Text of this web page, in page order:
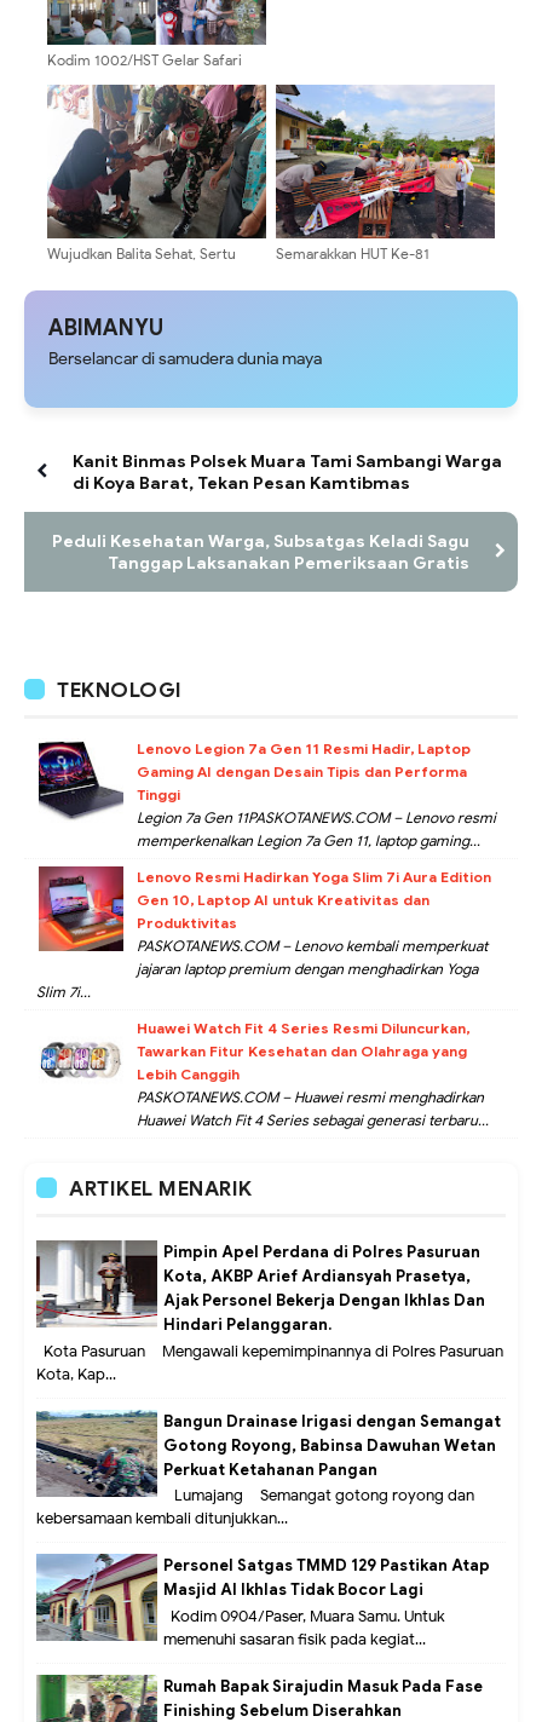
Kodim 1002/HST Gelar Safari
Kebersamaan
Wujudkan Balita Sehat, Sertu
Posyandu Di Desa Gondang
Semarakkan HUT Ke-81
Pasang Umbul-Umbul dan
ABIMANYU
Berselancar di samudera dunia maya
Kanit Binmas Polsek Muara Tami Sambangi Warga
di Koya Barat, Tekan Pesan Kamtibmas
Peduli Kesehatan Warga, Subsatgas Keladi Sagu
Tanggap Laksanakan Pemeriksaan Gratis
TEKNOLOGI
Lenovo Legion 7a Gen 11 Resmi Hadir, Laptop
Gaming AI dengan Desain Tipis dan Performa
Tinggi
Legion 7a Gen 11PASKOTANEWS.COM – Lenovo resmi
memperkenalkan Legion 7a Gen 11, laptop gaming...
Lenovo Resmi Hadirkan Yoga Slim 7i Aura Edition
Gen 10, Laptop AI untuk Kreativitas dan
Produktivitas
PASKOTANEWS.COM – Lenovo kembali memperkuat
jajaran laptop premium dengan menghadirkan Yoga
Slim 7i...
Huawei Watch Fit 4 Series Resmi Diluncurkan,
Tawarkan Fitur Kesehatan dan Olahraga yang
Lebih Canggih
PASKOTANEWS.COM – Huawei resmi menghadirkan
Huawei Watch Fit 4 Series sebagai generasi terbaru...
ARTIKEL MENARIK
Pimpin Apel Perdana di Polres Pasuruan
Kota, AKBP Arief Ardiansyah Prasetya,
Ajak Personel Bekerja Dengan Ikhlas Dan
Hindari Pelanggaran.
Kota Pasuruan – Mengawali kepemimpinannya di Polres Pasuruan
Kota, Kap...
Bangun Drainase Irigasi dengan Semangat
Gotong Royong, Babinsa Dawuhan Wetan
Perkuat Ketahanan Pangan
Lumajang – Semangat gotong royong dan
kebersamaan kembali ditunjukkan...
Personel Satgas TMMD 129 Pastikan Atap
Masjid Al Ikhlas Tidak Bocor Lagi
Kodim 0904/Paser, Muara Samu. Untuk
memenuhi sasaran fisik pada kegiat...
Rumah Bapak Sirajudin Masuk Pada Fase
Finishing Sebelum Diserahkan